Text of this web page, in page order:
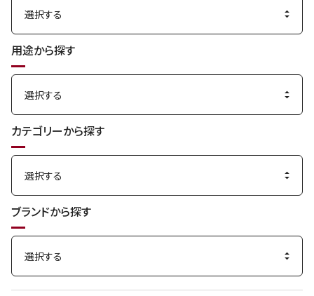
用途から探す
カテゴリーから探す
ブランドから探す